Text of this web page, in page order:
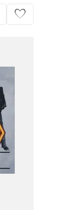
favorite